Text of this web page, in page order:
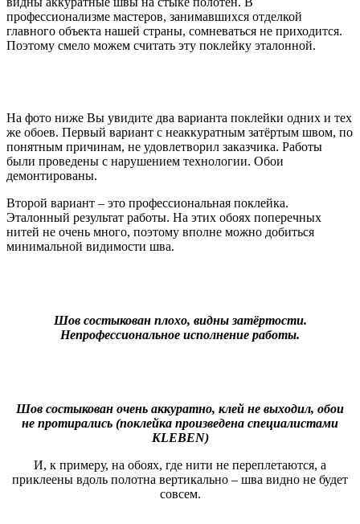
профессионализме мастеров, занимавшихся отделкой
главного объекта нашей страны, сомневаться не приходится.
Поэтому смело можем считать эту поклейку эталонной.
На фото ниже Вы увидите два варианта поклейки одних и тех
же обоев. Первый вариант с неаккуратным затёртым швом, по
понятным причинам, не удовлетворил заказчика. Работы
были проведены с нарушением технологии. Обои
демонтированы.
Второй вариант – это профессиональная поклейка.
Эталонный результат работы. На этих обоях поперечных
нитей не очень много, поэтому вполне можно добиться
минимальной видимости шва.
Шов состыкован плохо, видны затёртости.
Непрофессиональное исполнение работы.
Шов состыкован очень аккуратно, клей не выходил, обои
не протирались (поклейка произведена специалистами
KLEBEN)
И, к примеру, на обоях, где нити не переплетаются, а
приклеены вдоль полотна вертикально – шва видно не будет
совсем.